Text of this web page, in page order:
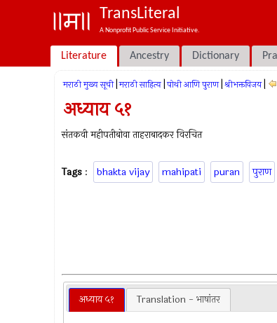
TransLiteral
A Nonprofit Public Service Initiative.
Literature Ancestry Dictionary
मराठी मुख्य सूची मराठी साहित्य पोथी आणि पुराण श्रीभक्तविजय
अध्याय ५१
संतकवी महीपतीबोवा ताहराबादकर विरचित
Tags : bhakta vijay mahipati puran पुराण
अध्याय ५१ Translation - भाषांतर